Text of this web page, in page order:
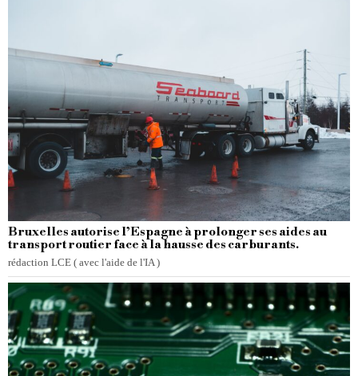
Bruxelles autorise l’Espagne à prolonger ses aides au
transport routier face à la hausse des carburants.
rédaction LCE ( avec l'aide de l'IA )